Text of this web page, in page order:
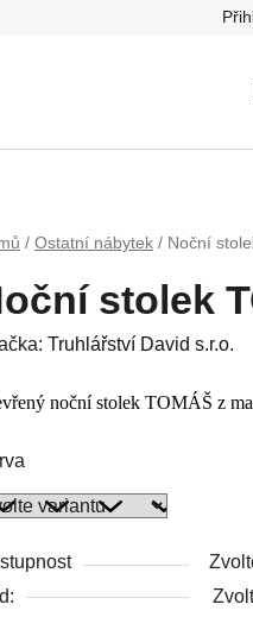
/ Ostatní nábytek / Noční
stolek
Truhlářství David s.r.o.
noční stolek TOMÁŠ z